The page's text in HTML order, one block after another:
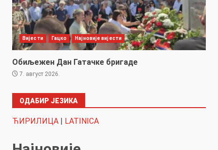
Вијести Гацко Најновије вијести
Обиљежен Дан Гатачке бригаде
7. август 2026.
ОДАБИР ЈЕЗИКА
ЋИРИЛИЦА | LATINICA